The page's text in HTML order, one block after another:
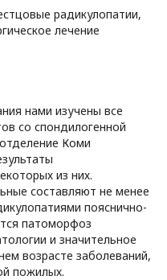
радикулопатии,
лечение
нами изучены все
со спондилогенной
Коми
из них.
составляют не менее
пояснично-
патоморфоз
и значительное
возрасте заболеваний,
пожилых.